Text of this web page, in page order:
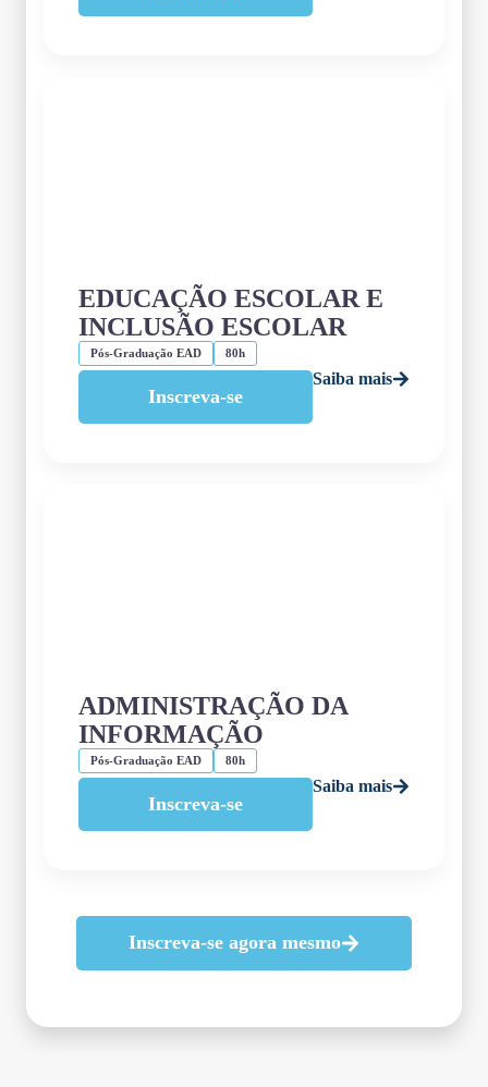
EDUCAÇÃO ESCOLAR E
INCLUSÃO ESCOLAR
Pós-Graduação EAD 80h
Inscreva-se
Saiba mais
ADMINISTRAÇÃO DA
INFORMAÇÃO
Pós-Graduação EAD 80h
Inscreva-se
Saiba mais
Inscreva-se agora mesmo